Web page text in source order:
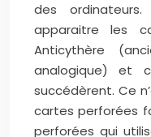
des
apparaitre les
Anticythère
analogique) et
succédèrent. Ce
cartes perforées
perforées qui